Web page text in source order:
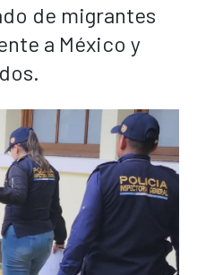
de migrantes
a México y